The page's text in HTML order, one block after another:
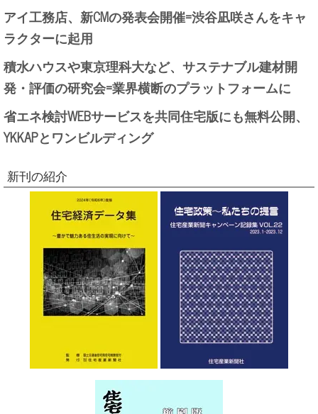
アイ工務店、新CMの発表会開催=渋谷凪咲さんをキャ
ラクターに起用
積水ハウスや東京理科大など、サステナブル建材開
発・評価の研究会=業界横断のプラットフォームに
省エネ検討WEBサービスを共同住宅版にも無料公開、
YKKAPとワンビルディング
新刊の紹介